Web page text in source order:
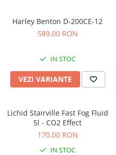
Microfoane stereo
Microfoane Suspendabile
Stative de microfon
Studio si inregistrari
Accesorii de microfoane
Accesorii echipamente de studio
Clape MIDI
Harley Benton D-200CE-12
589,00 RON
IN STOC
VEZI VARIANTE
Lichid Stairville Fast Fog Fluid
5l - CO2 Effect
170,00 RON
IN STOC